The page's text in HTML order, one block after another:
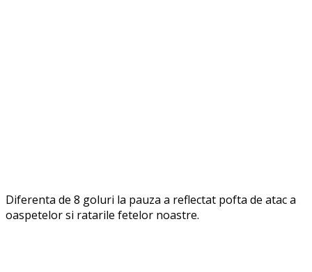
Diferenta de 8 goluri la pauza a reflectat pofta de atac a
oaspetelor si ratarile fetelor noastre.